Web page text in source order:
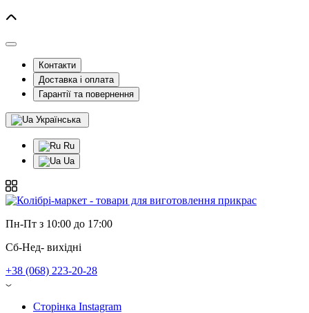
Контакти
Доставка і оплата
Гарантії та повернення
Українська
Ru
Ua
Пн-Пт з 10:00 до 17:00
Сб-Нед- вихідні
+38 (068) 223-20-28
Сторінка Instagram